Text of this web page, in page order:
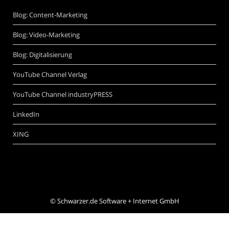
Blog: Content-Marketing
Blog: Video-Marketing
Blog: Digitalisierung
YouTube Channel Verlag
YouTube Channel industryPRESS
LinkedIn
XING
©Schwarzer.de Software + Internet GmbH